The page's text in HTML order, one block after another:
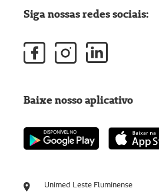
Unimed Leste Fluminense
Siga nossas redes sociais:
Baixe nosso aplicativo